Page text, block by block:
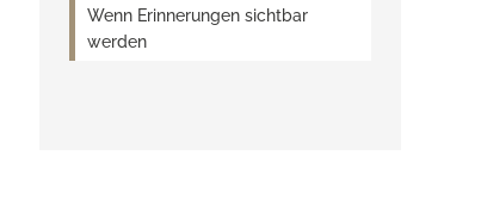
Wenn Erinnerungen sichtbar
werden